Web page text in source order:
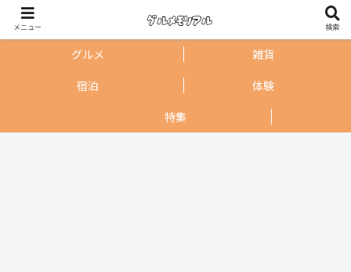
グルメ
雑貨
宿泊
体験
特集
メニュー 検索